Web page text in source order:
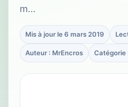
m…
Mis à jour le 6 mars 2019
Auteur : MrEncros Catégorie